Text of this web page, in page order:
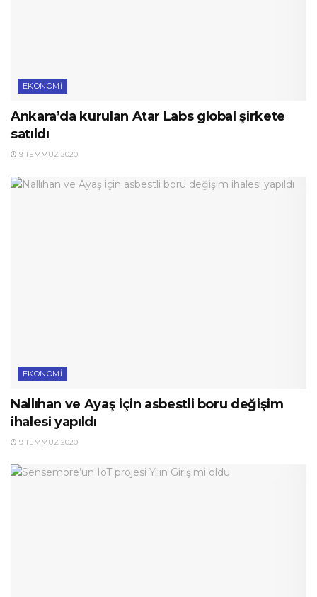
EKONOMI
Ankara’da kurulan Atar Labs global şirkete
satıldı
9 TEMMUZ 2020
EKONOMI
Nallıhan ve Ayaş için asbestli boru değişim
ihalesi yapıldı
9 TEMMUZ 2020